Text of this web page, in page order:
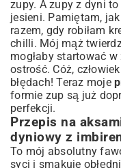
Praktyczny Poradnik:
Przygotowanie i
Jakie odmiany dyni
potraw?
Łatwe metody
oszczędność czasu
Wskazówki
dyni i jej przetworów
Podsumowanie:
Możliwości w Twojej
zupy. A zupy z dyni
jesieni. Pamiętam,
razem, gdy robiłam
chilli. Mój mąż
mogłaby startować
ostrość. Cóż,
błędach! Teraz moje
formie zup są już
perfekcji.
Przepis na
dyniowy z
To mój absolutny
syci i smakuje